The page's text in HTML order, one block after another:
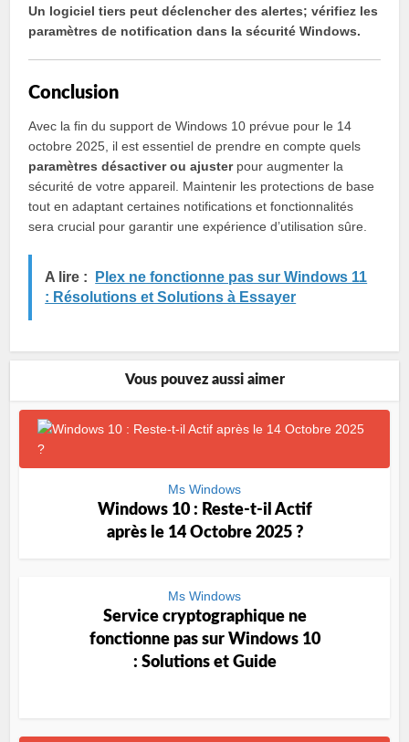
Un logiciel tiers peut déclencher des alertes; vérifiez les
paramètres de notification dans la sécurité Windows.
Conclusion
Avec la fin du support de Windows 10 prévue pour le 14
octobre 2025, il est essentiel de prendre en compte quels
paramètres désactiver ou ajusterpour augmenter la
sécurité de votre appareil. Maintenir les protections de base
tout en adaptant certaines notifications et fonctionnalités
sera crucial pour garantir une expérience d’utilisation sûre.
A lire :
Plex ne fonctionne pas sur Windows 11
: Résolutions et Solutions à Essayer
Vous pouvez aussi aimer
Ms Windows
Windows 10 : Reste-t-il Actif
après le 14 Octobre 2025 ?
Ms Windows
Service cryptographique ne
fonctionne pas sur Windows 10
: Solutions et Guide